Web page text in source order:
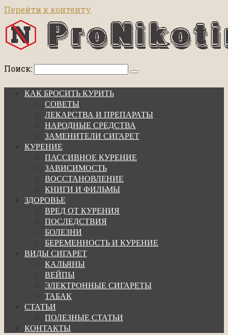
Перейти к контенту
Поиск:
КАК БРОСИТЬ КУРИТЬ
СОВЕТЫ
ЛЕКАРСТВА И ПРЕПАРАТЫ
НАРОДНЫЕ СРЕДСТВА
ЗАМЕНИТЕЛИ СИГАРЕТ
КУРЕНИЕ
ПАССИВНОЕ КУРЕНИЕ
ЗАВИСИМОСТЬ
ВОССТАНОВЛЕНИЕ
КНИГИ И ФИЛЬМЫ
ЗДОРОВЬЕ
ВРЕД ОТ КУРЕНИЯ
ПОСЛЕДСТВИЯ
БОЛЕЗНИ
БЕРЕМЕННОСТЬ И КУРЕНИЕ
ВИДЫ СИГАРЕТ
КАЛЬЯНЫ
ВЕЙПЫ
ЭЛЕКТРОННЫЕ СИГАРЕТЫ
ТАБАК
СТАТЬИ
ПОЛЕЗНЫЕ СТАТЬИ
КОНТАКТЫ